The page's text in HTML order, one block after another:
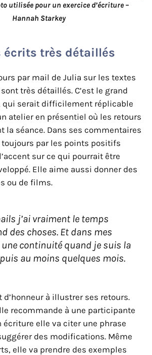
utilisée pour un exercice d’écriture –
Hannah Starkey
écrits très détaillés
par mail de Julia sur les textes
très détaillés. C’est le grand
qui serait difficilement réplicable
atelier en présentiel où les retours
la séance. Dans ses commentaires
par les points positifs
sur ce qui pourrait être
Elle aime aussi donner des
ou de films.
j’ai vraiment le temps
des choses. Et dans mes
continuité quand je suis la
au moins quelques mois.
à illustrer ses retours.
recommande à une participante
elle va citer une phrase
des modifications. Même
elle va prendre des exemples